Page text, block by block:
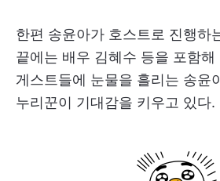
한편 송윤아가 호스트로 진행하
끝에는 배우 김혜수 등을 포함해
게스트들에 눈물을 흘리는 송윤
누리꾼이 기대감을 키우고 있다.